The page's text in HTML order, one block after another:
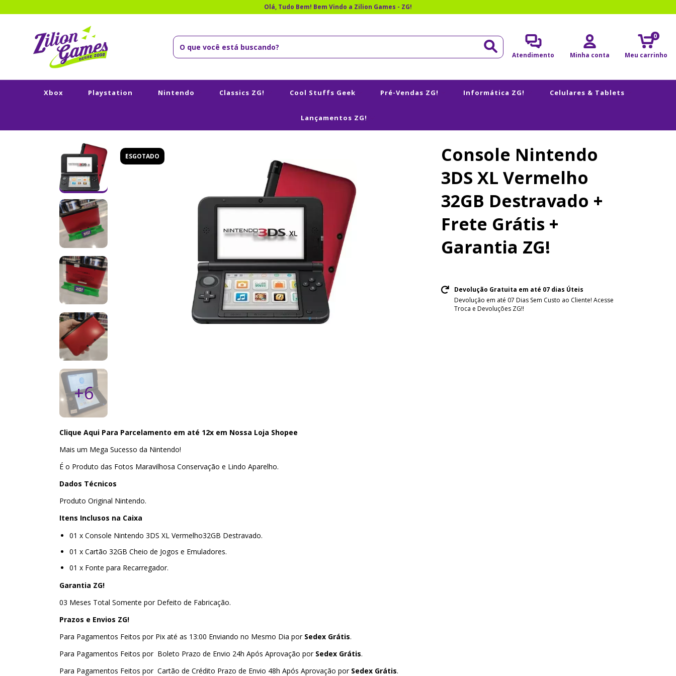
Olá, Tudo Bem! Bem Vindo a Zilion Games - ZG!
Atendimento Minha conta Meu carrinho
0
Xbox Playstation Nintendo Classics ZG! Cool Stuffs Geek Pré-Vendas ZG! Informática ZG! Celulares & Tablets
Lançamentos ZG!
+6
ESGOTADO
Clique Aqui Para Parcelamento em até 12x em Nossa Loja Shopee
Mais um Mega Sucesso da Nintendo!
É o Produto das Fotos Maravilhosa Conservação e Lindo Aparelho.
Dados Técnicos
Produto Original Nintendo.
Itens Inclusos na Caixa
01 x Console Nintendo 3DS XL Vermelho32GB Destravado.
01 x Cartão 32GB Cheio de Jogos e Emuladores.
01 x Fonte para Recarregador.
Garantia ZG!
03 Meses Total Somente por Defeito de Fabricação.
Prazos e Envios ZG!
Para Pagamentos Feitos por Pix até as 13:00 Enviando no Mesmo Dia por Sedex Grátis.
Para Pagamentos Feitos por Boleto Prazo de Envio 24h Após Aprovação por Sedex Grátis.
Para Pagamentos Feitos por Cartão de Crédito Prazo de Envio 48h Após Aprovação por Sedex Grátis.
Console Nintendo
3DS XL Vermelho
32GB Destravado +
Frete Grátis +
Garantia ZG!
Devolução Gratuita em até 07 dias Úteis
Devolução em até 07 Dias Sem Custo ao Cliente! Acesse
Troca e Devoluções ZG!!